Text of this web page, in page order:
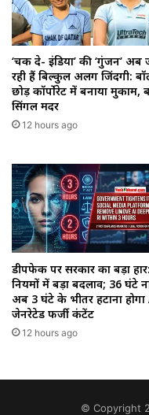
‘चक दे- इंडिया’ की ‘गुंजन’ अब
रही हैं बिल्कुल अलग जिंदगी:
छोड़ कॉर्पोरेट में बनाया मुकाम,
सिंगल मदर
12 hours ago
डीपफेक पर सरकार का बड़ा
नियमों में बड़ा बदलाव; 36 घंटे
अब 3 घंटे के भीतर हटाना होगा
जेनरेटेड फर्जी कंटेंट
12 hours ago
© Copyright